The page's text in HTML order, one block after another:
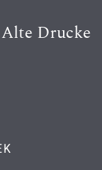
Alte Drucke